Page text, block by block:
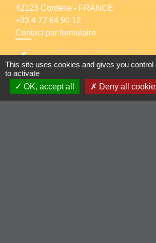
42123 Cordelle - FRANCE
+33 4 77 64 90 12
Contact par formulaire
Liens
This site uses cookies and gives you
to activate
OK, accept all
Deny all